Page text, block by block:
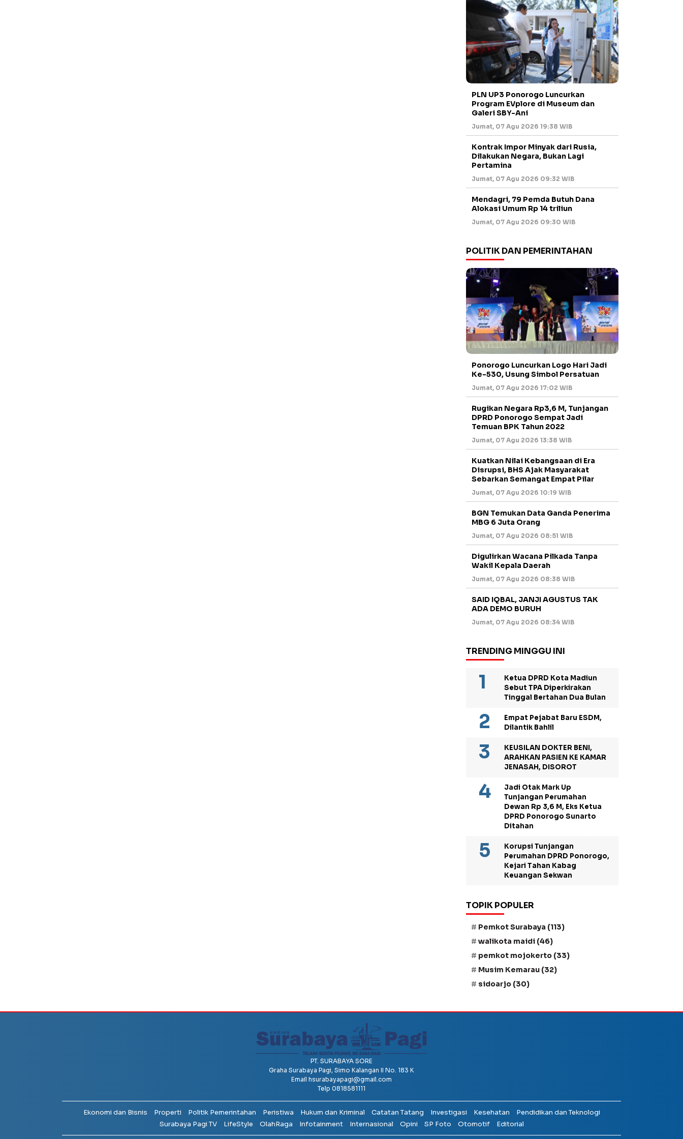
PLN UP3 Ponorogo Luncurkan
Program EVplore di Museum dan
Galeri SBY-Ani
Jumat, 07 Agu 2026 19:38 WIB
Kontrak Impor Minyak dari Rusia,
Dilakukan Negara, Bukan Lagi
Pertamina
Jumat, 07 Agu 2026 09:32 WIB
Mendagri, 79 Pemda Butuh Dana
Alokasi Umum Rp 14 triliun
Jumat, 07 Agu 2026 09:30 WIB
POLITIK DAN PEMERINTAHAN
Ponorogo Luncurkan Logo Hari Jadi
Ke-530, Usung Simbol Persatuan
Jumat, 07 Agu 2026 17:02 WIB
Rugikan Negara Rp3,6 M, Tunjangan
DPRD Ponorogo Sempat Jadi
Temuan BPK Tahun 2022
Jumat, 07 Agu 2026 13:38 WIB
Kuatkan Nilai Kebangsaan di Era
Disrupsi, BHS Ajak Masyarakat
Sebarkan Semangat Empat Pilar
Jumat, 07 Agu 2026 10:19 WIB
BGN Temukan Data Ganda Penerima
MBG 6 Juta Orang
Jumat, 07 Agu 2026 08:51 WIB
Digulirkan Wacana Pilkada Tanpa
Wakil Kepala Daerah
Jumat, 07 Agu 2026 08:38 WIB
SAID IQBAL, JANJI AGUSTUS TAK
ADA DEMO BURUH
Jumat, 07 Agu 2026 08:34 WIB
TRENDING MINGGU INI
Ketua DPRD Kota Madiun
Sebut TPA Diperkirakan
Tinggal Bertahan Dua Bulan
Empat Pejabat Baru ESDM,
Dilantik Bahlil
KEUSILAN DOKTER BENI,
ARAHKAN PASIEN KE KAMAR
JENASAH, DISOROT
Jadi Otak Mark Up
Tunjangan Perumahan
Dewan Rp 3,6 M, Eks Ketua
DPRD Ponorogo Sunarto
Ditahan
Korupsi Tunjangan
Perumahan DPRD Ponorogo,
Kejari Tahan Kabag
Keuangan Sekwan
TOPIK POPULER
Pemkot Surabaya (113)
walikota maidi (46)
pemkot mojokerto (33)
Musim Kemarau (32)
sidoarjo (30)
PT. SURABAYA SORE
Graha Surabaya Pagi, Simo Kalangan II No. 183 K
Email hsurabayapagi@gmail.com
Telp 0818581111
Ekonomi dan Bisnis Properti Politik Pemerintahan Peristiwa Hukum dan Kriminal Catatan Tatang Investigasi Kesehatan
Pendidikan dan Teknologi
Surabaya Pagi TV
LifeStyle OlahRaga Infotainment Internasional Opini SP Foto Otomotif Editorial